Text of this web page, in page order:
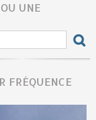
UNE
FRÉQUENCE